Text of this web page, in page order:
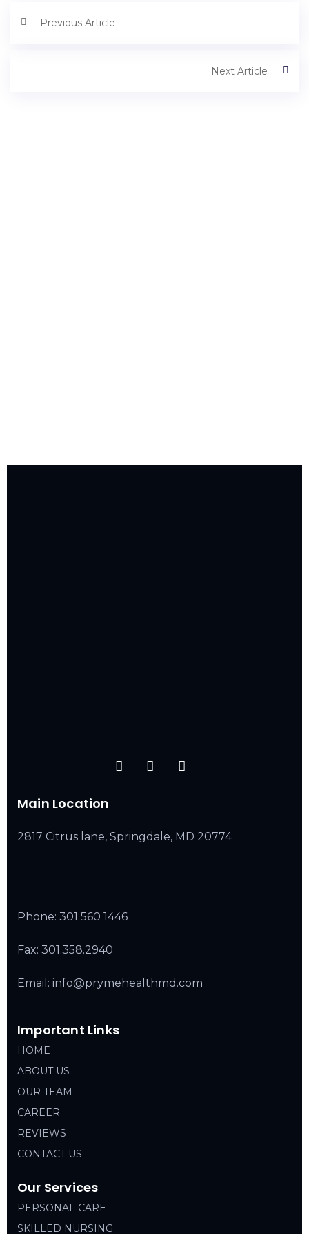
Previous Article
Next Article
Main Location
2817 Citrus lane, Springdale, MD 20774
Phone: 301 560 1446
Fax: 301.358.2940
Email: info@prymehealthmd.com
Important Links
HOME
ABOUT US
OUR TEAM
CAREER
REVIEWS
CONTACT US
Our Services
PERSONAL CARE
SKILLED NURSING